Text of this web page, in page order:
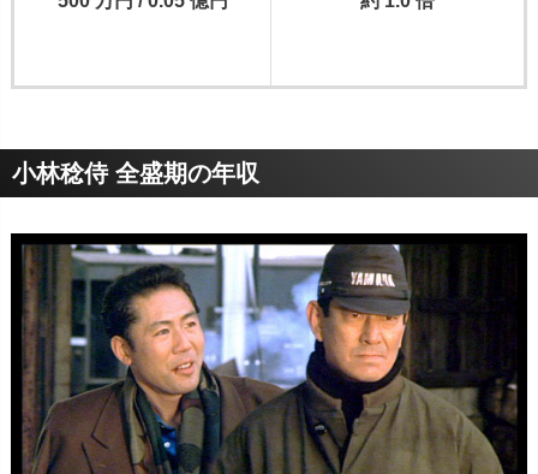
小林稔侍 全盛期の年収